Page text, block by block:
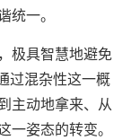
统一。
极具智慧地避免
过混杂性这一概
主动地拿来、从
一姿态的转变。